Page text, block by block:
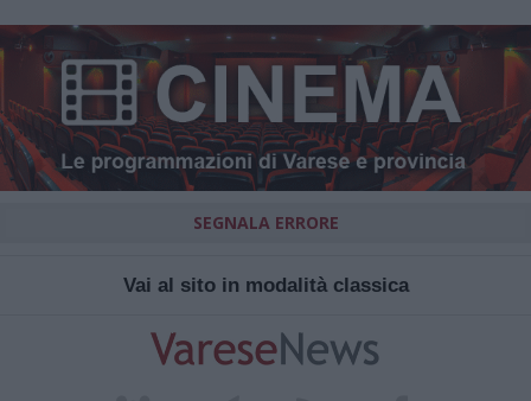
SEGNALA ERRORE
Vai al sito in modalità classica